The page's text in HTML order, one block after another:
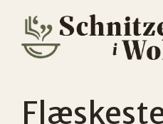
indhold